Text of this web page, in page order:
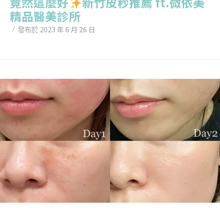
精品醫美診所
發布於 2023 年 6 月 26 日